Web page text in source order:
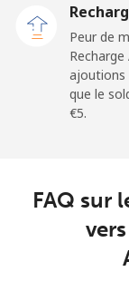
All country
Tonga
Ligne fixe
Trinidad
Peur de
ajoutions
que le
⁦€5⁩.
FAQ sur